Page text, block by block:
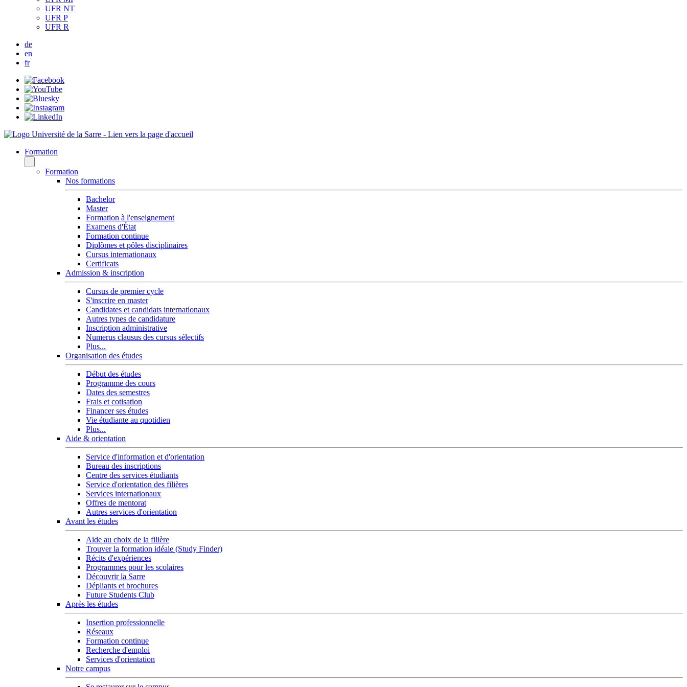
UFR NT
UFR P
UFR R
de
en
fr
Formation
Formation
Nos formations
Bachelor
Master
Formation à l'enseignement
Examens d'État
Formation continue
Diplômes et pôles disciplinaires
Cursus internationaux
Certificats
Admission & inscription
Cursus de premier cycle
S'inscrire en master
Candidates et candidats internationaux
Autres types de candidature
Inscription administrative
Numerus clausus des cursus sélectifs
Plus...
Organisation des études
Début des études
Programme des cours
Dates des semestres
Frais et cotisation
Financer ses études
Vie étudiante au quotidien
Plus...
Aide & orientation
Service d'information et d'orientation
Bureau des inscriptions
Centre des services étudiants
Service d'orientation des filières
Services internationaux
Offres de mentorat
Autres services d'orientation
Avant les études
Aide au choix de la filière
Trouver la formation idéale (Study Finder)
Récits d'expériences
Programmes pour les scolaires
Découvrir la Sarre
Dépliants et brochures
Future Students Club
Après les études
Insertion professionnelle
Réseaux
Formation continue
Recherche d'emploi
Services d'orientation
Notre campus